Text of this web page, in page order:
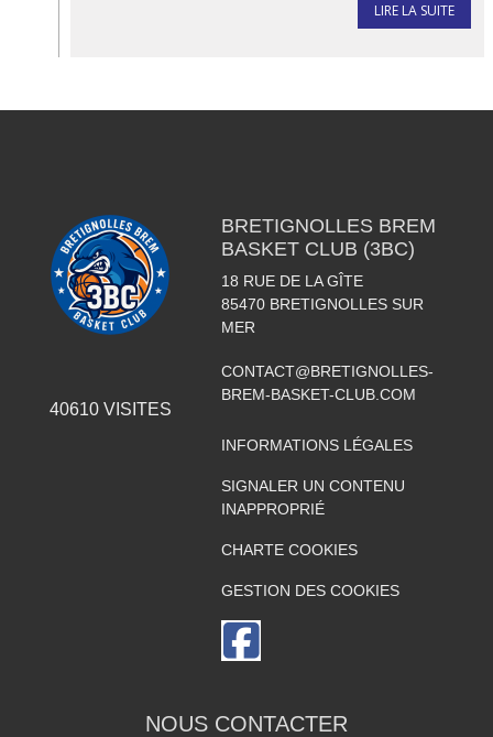
LIRE LA SUITE
40610VISITES
BRETIGNOLLES BREM
BASKET CLUB (3BC)
18 RUE DE LA GÎTE
85470 BRETIGNOLLES SUR
MER
CONTACT@BRETIGNOLLES-
BREM-BASKET-CLUB.COM
INFORMATIONS LÉGALES
SIGNALER UN CONTENU
INAPPROPRIÉ
CHARTE COOKIES
GESTION DES COOKIES
NOUS CONTACTER